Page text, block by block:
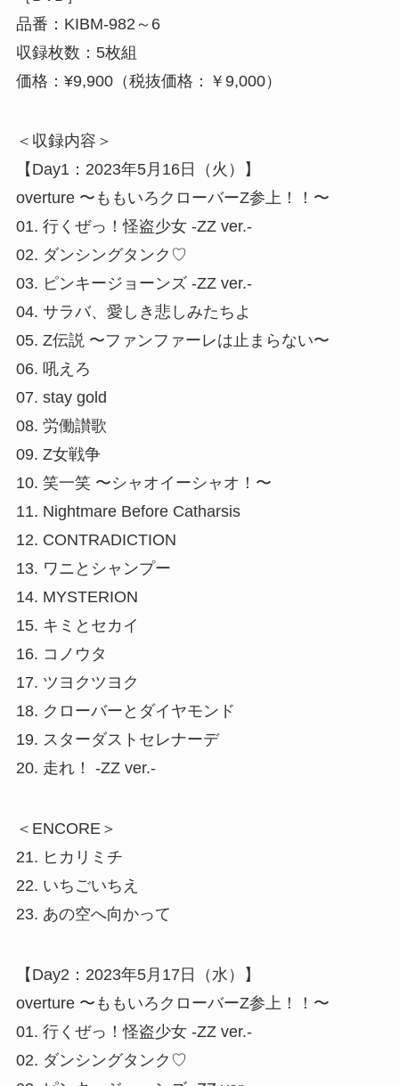
品番：KIBM-982～6
収録枚数：5枚組
価格：¥9,900（税抜価格：￥9,000）
＜収録内容＞
【Day1：2023年5月16日（火）】
overture 〜ももいろクローバーZ参上！！〜
01. 行くぜっ！怪盗少女 -ZZ ver.-
02. ダンシングタンク♡
03. ピンキージョーンズ -ZZ ver.-
04. サラバ、愛しき悲しみたちよ
05. Z伝説 〜ファンファーレは止まらない〜
06. 吼えろ
07. stay gold
08. 労働讃歌
09. Z女戦争
10. 笑一笑 〜シャオイーシャオ！〜
11. Nightmare Before Catharsis
12. CONTRADICTION
13. ワニとシャンプー
14. MYSTERION
15. キミとセカイ
16. コノウタ
17. ツヨクツヨク
18. クローバーとダイヤモンド
19. スターダストセレナーデ
20. 走れ！ -ZZ ver.-
＜ENCORE＞
21. ヒカリミチ
22. いちごいちえ
23. あの空へ向かって
【Day2：2023年5月17日（水）】
overture 〜ももいろクローバーZ参上！！〜
01. 行くぜっ！怪盗少女 -ZZ ver.-
02. ダンシングタンク♡